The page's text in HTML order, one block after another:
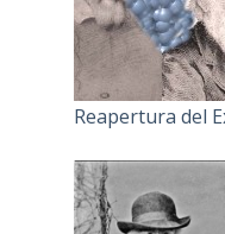
Reapertura del